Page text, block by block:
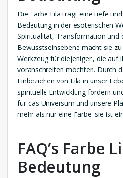
Die Farbe Lila trägt eine tiefe
Bedeutung in der esoterischen
Spiritualität, Transformation und
Bewusstseinsebene macht sie
Werkzeug für diejenigen, die auf
voranschreiten möchten. Durch
Einbeziehen von Lila in unser
spirituelle Entwicklung fördern
für das Universum und unsere
mehr als nur eine Farbe; sie ist
FAQ’s Farbe
Bedeutung